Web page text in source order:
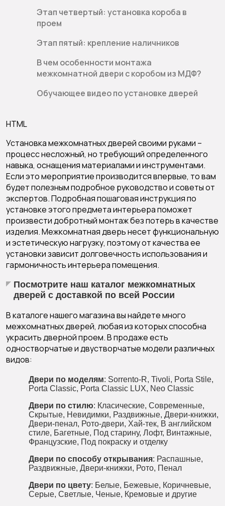
Этап четвертый: установка короба в
проем
Этап пятый: крепление наличников
В чем особенности монтажа
межкомнатной двери с коробом из МДФ?
Обучающее видео по установке дверей
HTML
Установка межкомнатных дверей своими руками –
процесс несложный, но требующий определенного
навыка, оснащения материалами и инструментами.
Если это мероприятие производится впервые, то вам
будет полезным подробное руководство и советы от
экспертов. Подробная пошаговая инструкция по
установке этого предмета интерьера поможет
произвести добротный монтаж без потерь в качестве
изделия. Межкомнатная дверь несет функциональную
и эстетическую нагрузку, поэтому от качества ее
установки зависит долговечность использования и
гармоничность интерьера помещения.
Посмотрите наш каталог межкомнатных
дверей с доставкой по всей России
В каталоге нашего магазина вы найдете много
межкомнатных дверей, любая из которых способна
украсить дверной проем. В продаже есть
одностворчатые и двустворчатые модели различных
видов:
Двери по моделям: Sorrento-R, Tivoli, Porta Stile,
Porta Classic, Porta Classic LUX, Neo Classic
Двери по стилю: Класические, Современные,
Скрытые, Невидимки, Раздвижные, Двери-книжки,
Двери-пенал, Рото-двери, Хай-тек, В английском
стиле, Багетные, Под старину, Лофт, Винтажные,
Французские, Под покраску и отделку
Двери по способу открывания: Распашные,
Раздвижные, Двери-книжки, Рото, Пенал
Двери по цвету: Белые, Бежевые, Коричневые,
Серые, Светлые, Ченые, Кремовые и другие